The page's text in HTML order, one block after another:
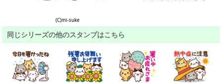
(C)mi-suke
同じシリーズの他のスタンプはこちら